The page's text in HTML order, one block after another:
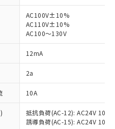
AC100V±10%
AC110V±10%
AC100～130V
12mA
2a
10A
抵抗負荷(AC-12): AC24V 10A/
誘導負荷(AC-15): AC24V
ただき、同意のうえ
指令（10物質）の
提供可能な商品で
（10物質）の非含
替える予定のある
指令（10物質）の
で、対応品を出す予